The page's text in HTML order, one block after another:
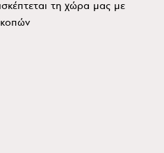
τη χώρα μας με